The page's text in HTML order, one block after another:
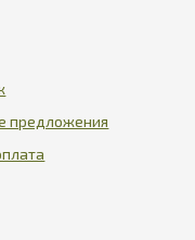
предложения